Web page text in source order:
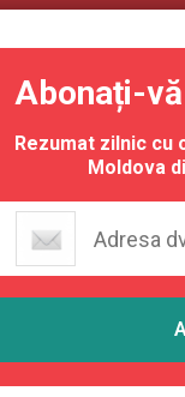
Abonați-
Rezumat zilnic cu
Moldova